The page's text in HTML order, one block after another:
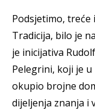
Podsjetimo, treće
Tradicija, bilo je
je inicijativa
Pelegrini, koji je
okupio brojne
dijeljenja znanja i